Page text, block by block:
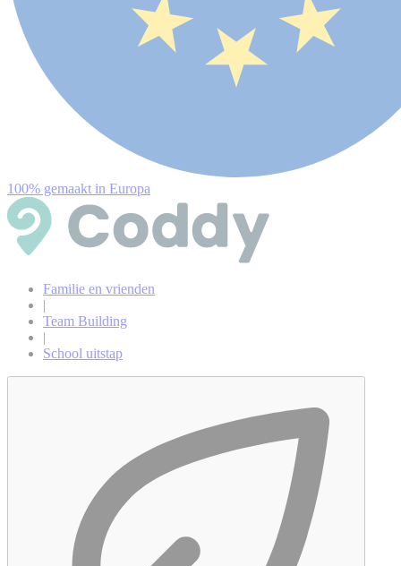
100% gemaakt in Europa
Familie en vrienden
|
Team Building
|
School uitstap